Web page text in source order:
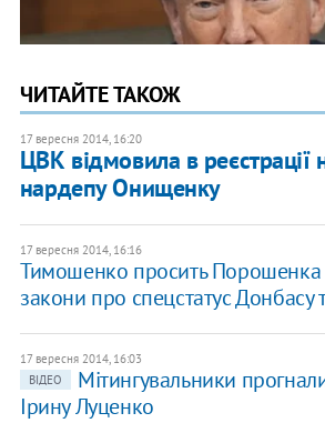
ЧИТАЙТЕ ТАКОЖ
17 вересня 2014, 16:20
ЦВК відмовила в реєстрації
нардепу Онищенку
17 вересня 2014, 16:16
Тимошенко просить Порошенка
закони про спецстатус Донбасу
17 вересня 2014, 16:03
ВІДЕО
Мітингувальники
Ірину Луценко